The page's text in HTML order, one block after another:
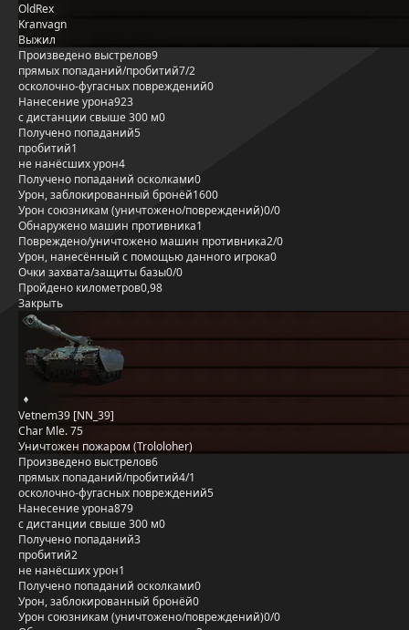
OldRex
Kranvagn
Выжил
Произведено выстрелов9
прямых попаданий/пробитий7/2
осколочно-фугасных повреждений0
Нанесение урона923
с дистанции свыше 300 м0
Получено попаданий5
пробитий1
не нанёсших урон4
Получено попаданий осколками0
Урон, заблокированный бронёй1600
Урон союзникам (уничтожено/повреждений)0/0
Обнаружено машин противника1
Повреждено/уничтожено машин противника2/0
Урон, нанесённый с помощью данного игрока0
Очки захвата/защиты базы0/0
Пройдено километров0,98
Закрыть
Vetnem39 [NN_39]
Char Mle. 75
Уничтожен пожаром (Trololoher)
Произведено выстрелов6
прямых попаданий/пробитий4/1
осколочно-фугасных повреждений5
Нанесение урона879
с дистанции свыше 300 м0
Получено попаданий3
пробитий2
не нанёсших урон1
Получено попаданий осколками0
Урон, заблокированный бронёй0
Урон союзникам (уничтожено/повреждений)0/0